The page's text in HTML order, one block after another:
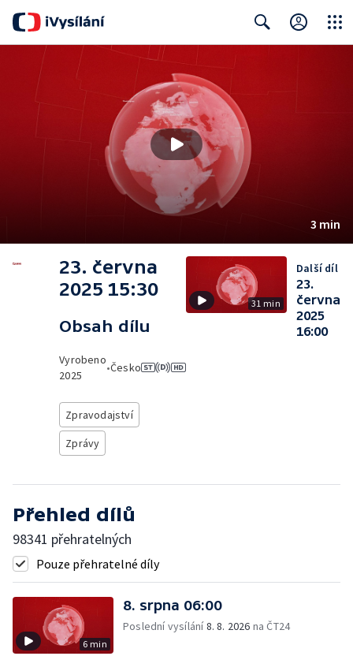
3 min
23. června
2025 15:30
Obsah dílu
Vyrobeno
2025
•Česko
Zpravodajství
Zprávy
31 min
Další díl
23.
června
2025
16:00
Přehled dílů
98341 přehratelných
Pouze přehratelné díly
6 min
8. srpna 06:00
Poslední vysílání8. 8. 2026 na ČT24